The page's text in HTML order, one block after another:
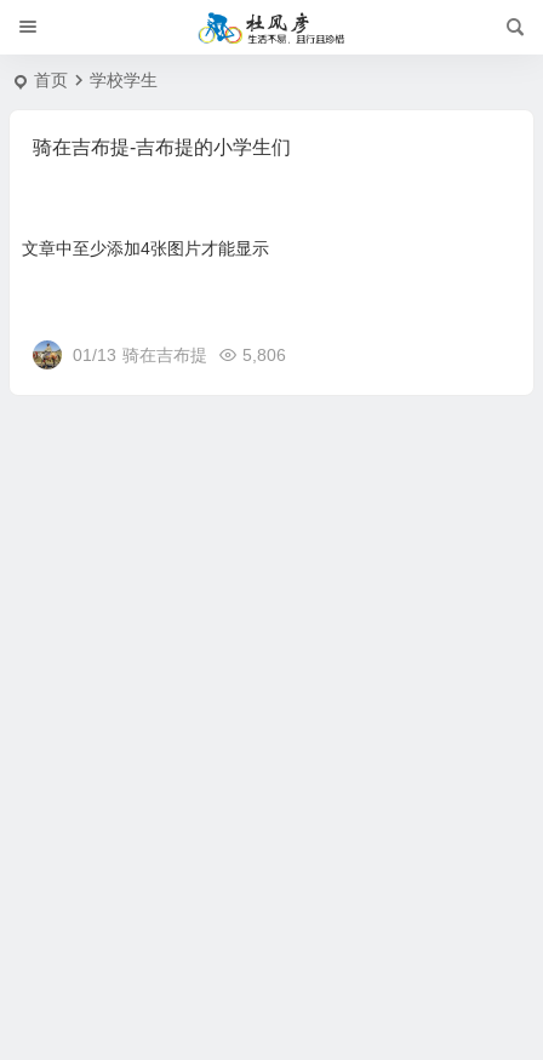
首页 学校学生
骑在吉布提-吉布提的小学生们
文章中至少添加4张图片才能显示
01/13 骑在吉布提 5,806